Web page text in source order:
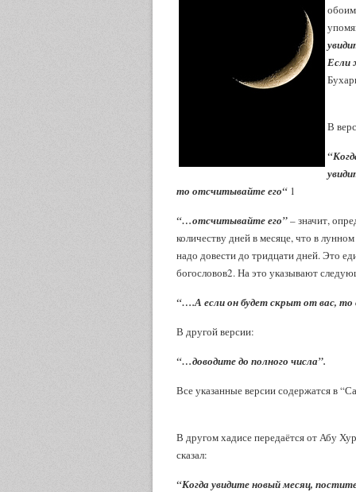
Если
В
то отсчитывайте его“ 1
“…отсчитывайте его”– значит,
количеству дней в месяце, что в
надо довести до тридцати дней. Это
богословов2. На это указывают
“….А если он будет скрыт от вас,
В другой версии:
“…доводите до полного числа”.
Все указанные версии содержатся в
В другом хадисе передаётся от Абу
сказал:
“Когда увидите новый месяц,